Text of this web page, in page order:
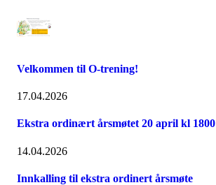
Velkommen til O-trening!
17.04.2026
Ekstra ordinært årsmøtet 20 april kl 1800
14.04.2026
Innkalling til ekstra ordinert årsmøte